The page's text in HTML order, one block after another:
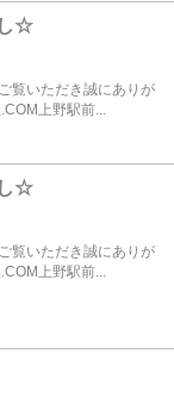
☆
覧いただき誠にありが
上野駅前...
☆
覧いただき誠にありが
上野駅前...